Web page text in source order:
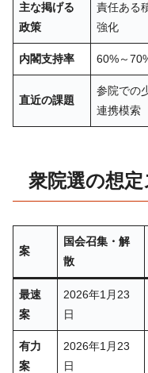
主な掲げる
政策
責任ある
強化
内閣支持率 60%～
直近の課題
参院での
連携模索
衆院選の想
案
国会召集・解
散
最速
案
2026年1月23
日
有力
案
2026年1月23
日